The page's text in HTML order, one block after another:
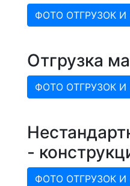
ФОТО ОТГРУЗОК И
Отгрузка
ФОТО ОТГРУЗОК И
-
ФОТО ОТГРУЗОК И